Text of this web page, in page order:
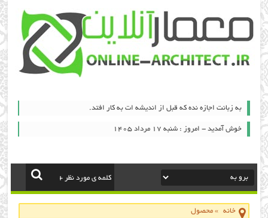
به زبانت اجازه نده که قبل از اندیشه ات به کار افتد.
خوش آمدید - امروز : شنبه ۱۷ مرداد ۱۴۰۵
خانه »محصول